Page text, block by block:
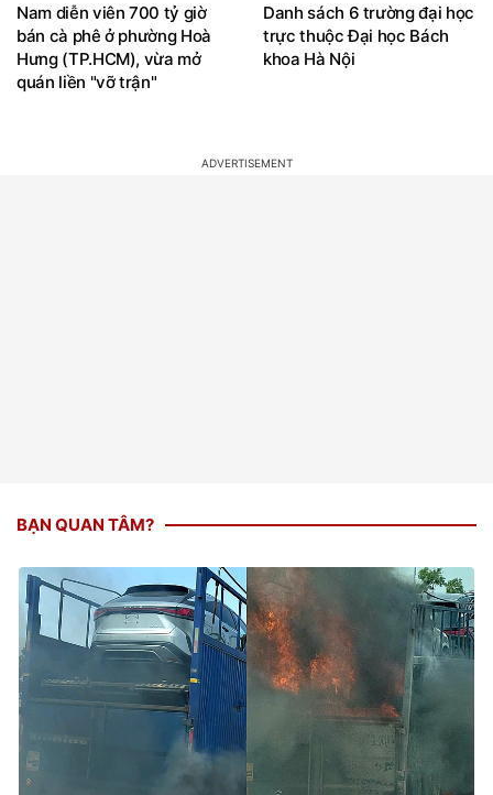
Nam diễn viên 700 tỷ giờ
bán cà phê ở phường Hoà
Hưng (TP.HCM), vừa mở
quán liền "vỡ trận"
Danh sách 6 trường đại học
trực thuộc Đại học Bách
khoa Hà Nội
BẠN QUAN TÂM?